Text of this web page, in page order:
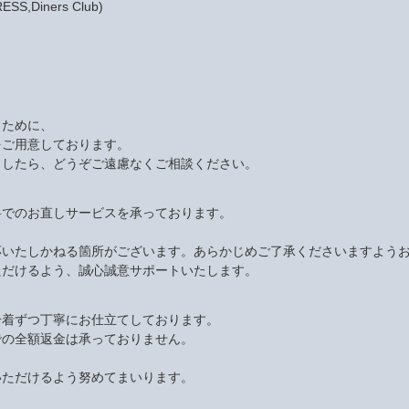
Club)
めに、
用意しております。
たら、どうぞご遠慮なくご相談ください。
のお直しサービスを承っております。
しかねる箇所がございます。あらかじめご了承くださいますようお
けるよう、誠心誠意サポートいたします。
ずつ丁寧にお仕立てしております。
全額返金は承っておりません。
だけるよう努めてまいります。